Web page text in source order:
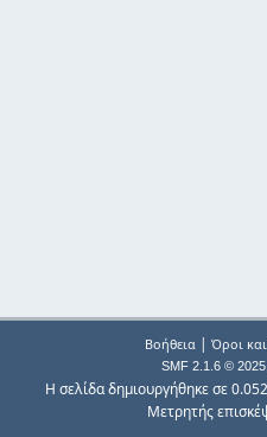
Βοήθεια| Όροι
SMF 2.1.6 © 2025
Η σελίδα δημιουργήθηκε σε
Μετρητής